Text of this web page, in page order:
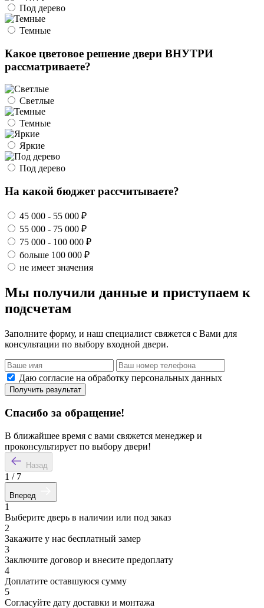
Под дерево
Темные
Какое цветовое решение двери ВНУТРИ
рассматриваете?
Светлые
Темные
Яркие
Под дерево
На какой бюджет рассчитываете?
45 000 - 55 000 ₽
55 000 - 75 000 ₽
75 000 - 100 000 ₽
больше 100 000 ₽
не имеет значения
Мы получили данные и приступаем к
подсчетам
Заполните форму, и наш специалист свяжется с Вами для
консультации по выбору входной двери.
Даю согласие на обработку персональных данных
Получить результат
Спасибо за обращение!
В ближайшее время с вами свяжется менеджер и
проконсультирует по выбору двери!
Назад
1 / 7
Вперед
1
Выберите дверь в наличии или под заказ
2
Закажите у нас бесплатный замер
3
Заключите договор и внесите предоплату
4
Доплатите оставшуюся сумму
5
Согласуйте дату доставки и монтажа